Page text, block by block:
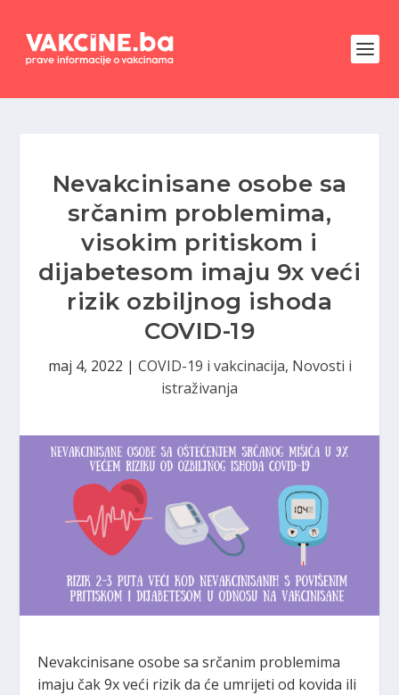
Nevakcinisane osobe sa
srčanim problemima,
visokim pritiskom i
dijabetesom imaju 9x veći
rizik ozbiljnog ishoda
COVID-19
maj 4, 2022 | COVID-19 i vakcinacija, Novosti i
istraživanja
Nevakcinisane osobe sa srčanim problemima
imaju čak 9x veći rizik da će umrijeti od kovida ili